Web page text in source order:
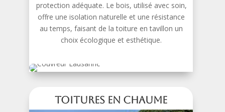
protection adéquate. Le bois, utilisé avec soin,
offre une isolation naturelle et une résistance
au temps, faisant de la toiture en tavillon un
choix écologique et esthétique.
Toitures en Chaume